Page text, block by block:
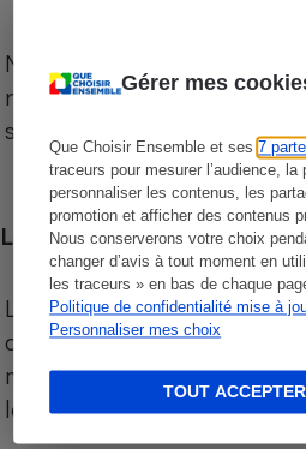
Gérer mes
Que Choisir Ensemble et ses7
traceurs pour mesurer l’audience, la
personnaliser les contenus, les
promotion et afficher des contenus
Nous conserverons votre choix
changer d’avis à tout moment en
les traceurs » en bas de chaque
Politique de confidentialité mise à
Personnaliser mes choix
TOUT
Notre comparateur de
niveau de prix des
sur le territoire français.
Les comparaisons de prix
Les comparaisons sont
des produits des magasins.
marques de distributeurs
leurs équivalents chez